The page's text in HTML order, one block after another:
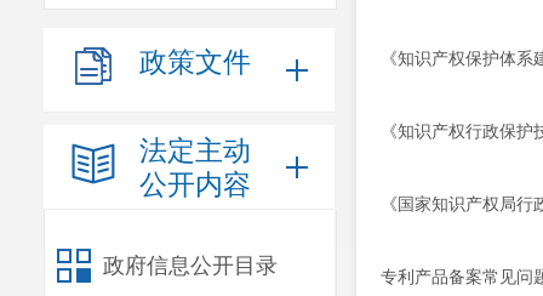
政策文件
法定主动
公开内容
政府信息公开目录
《知识产权保护体
《知识产权行政保
《国家知识产权局
专利产品备案常见问